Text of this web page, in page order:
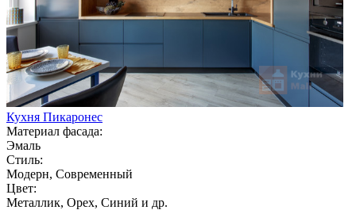
Кухня Пикаронес
Материал фасада:
Эмаль
Стиль:
Модерн, Современный
Цвет:
Металлик, Орех, Синий и др.